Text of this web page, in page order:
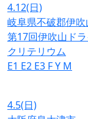
4.12(日)
岐阜県不破郡伊
第17回伊吹山ド
クリテリウム
E1 E2 E3 FY M
4.5(日)